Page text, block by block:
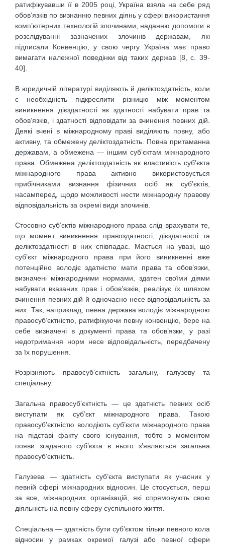
ратифікувавши її в 2005 році, Україна взяла на себе ряд
обов’язків по визнанню певних діянь у сфері використання
комп’ютерних технологій злочинами, наданню допомоги в
розслідуванні зазначених злочинів державам, які
підписали Конвенцію, у свою чергу Україна має право
вимагати належної поведінки від таких держав [8, c. 39-
40].
В юридичній літературі виділяють й деліктоздатність, коли
є необхідність підкреслити різницю між моментом
виникнення дієздатності як здатності набувати прав та
обов’язків, і здатності відповідати за вчинення певних дій.
Деякі вчені в міжнародному праві виділяють повну, або
активну, та обмежену деліктоздатність. Повна притаманна
державам, а обмежена — іншим суб’єктам міжнародного
права. Обмежена деліктоздатність як властивість суб’єкта
міжнародного права активно використовується
прибічниками визнання фізичних осіб як суб’єктів,
насамперед, щодо можливості нести міжнародну правову
відповідальність за окремі види злочинів.
Стосовно суб’єктів міжнародного права слід врахувати те,
що момент виникнення правоздатності, дієздатності та
деліктоздатності в них співпадає. Мається на увазі, що
суб’єкт міжнародного права при його виникненні вже
потенційно володіє здатністю мати права та обов’язки,
визначені міжнародними нормами, здатен своїми діями
набувати вказаних прав і обов’язків, реалізує їх шляхом
вчинення певних дій й одночасно несе відповідальність за
них. Так, наприклад, певна держава володіє міжнародною
правосуб’єктністю, ратифікуючи певну конвенцію, бере на
себе визначені в документі права та обов’язки, у разі
недотримання норм несе відповідальність, передбачену
за їх порушення.
Розрізняють правосуб’єктність загальну, галузеву та
спеціальну.
Загальна правосуб’єктність — це здатність певних осіб
виступати як суб’єкт міжнародного права. Такою
правосуб’єктністю володіють суб’єкти міжнародного права
на підставі факту свого існування, тобто з моментом
появи згаданого суб’єкта в нього з’являється загальна
правосуб’єктність.
Галузева — здатність суб’єкта виступати як учасник у
певній сфері міжнародних відносин. Це стосується, перш
за все, міжнародних організацій, які спрямовують свою
діяльність на певну сферу суспільного життя.
Спеціальна — здатність бути суб’єктом тільки певного кола
відносин у рамках окремої галузі або певної сфери